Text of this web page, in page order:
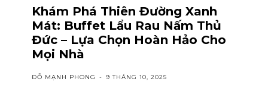
Khám Phá Thiên Đường Xanh
Mát: Buffet Lẩu Rau Nấm Thủ
Đức – Lựa Chọn Hoàn Hảo Cho
Mọi Nhà
ĐỖ MẠNH PHONG - 9 THÁNG 10, 2025